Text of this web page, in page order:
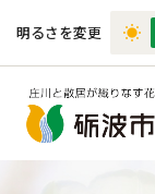
明るさを変更